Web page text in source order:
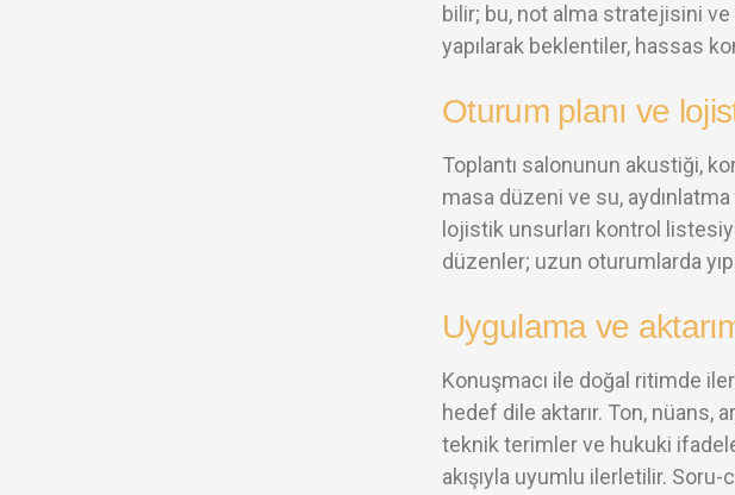
bilir; bu, not alma stratejisini ve
yapılarak beklentiler, hassas
Oturum planı ve
Toplantı salonunun akustiği,
masa düzeni ve su,
lojistik unsurları kontrol
düzenler; uzun oturumlarda
Uygulama ve
Konuşmacı ile doğal ritimde
hedef dile aktarır. Ton, nüans,
teknik terimler ve hukuki
akışıyla uyumlu ilerletilir.